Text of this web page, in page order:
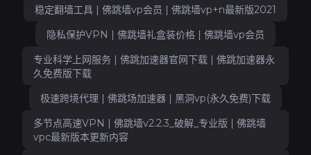
稳定翻墙工具 | 佛跳墙vp会员 | 佛跳墙vp+n最新版2021
隐私保护VPN | 佛跳墙礼盒装价格 | 佛跳墙vp会员
专业科学上网服务 | 佛跳加速器官网下载 | 佛跳加速器永
久免费版下载
极速跨境代理 | 佛跳场加速器 | 黑洞vp(永久免费)下载
多节点高速VPN | 佛跳墙v2.2.3_破解_专业版 | 佛跳墙
vpc最新版本更新内容